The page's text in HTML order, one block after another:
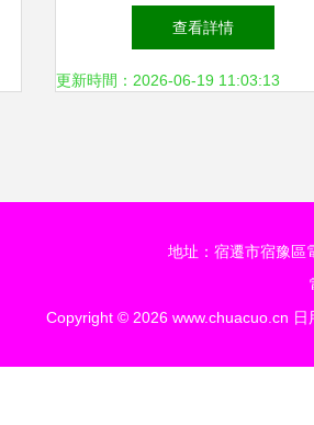
與舒適的細微之處
查看詳情
更新時間：2026-06-19 11:03:13
地址：宿遷市宿豫區
Copyright © 2026 www.chuacuo.cn 日